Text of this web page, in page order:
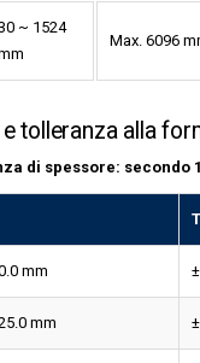
~ 1524
Max. 6096
tolleranza alla
di spessore: secondo
mm
mm